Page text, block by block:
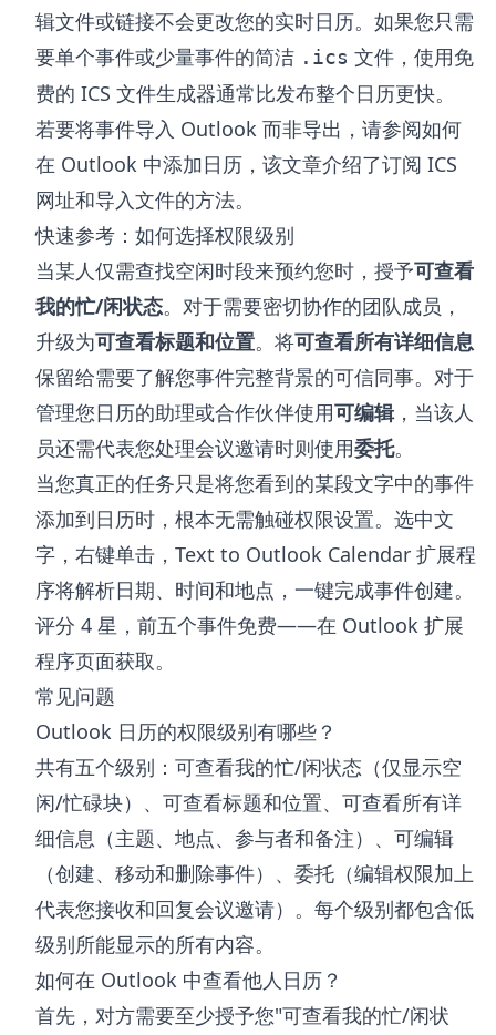
辑文件或链接不会更改您的实时日历。如果您只需
要单个事件或少量事件的简洁 .ics 文件，使用免
费的 ICS 文件生成器通常比发布整个日历更快。
若要将事件导入 Outlook 而非导出，请参阅如何
在 Outlook 中添加日历 ，该文章介绍了订阅 ICS
网址和导入文件的方法。
快速参考：如何选择权限级别
当某人仅需查找空闲时段来预约您时，授予可查看
我的忙/闲状态。对于需要密切协作的团队成员，
升级为可查看标题和位置。将可查看所有详细信息
保留给需要了解您事件完整背景的可信同事。对于
管理您日历的助理或合作伙伴使用可编辑，当该人
员还需代表您处理会议邀请时则使用委托。
当您真正的任务只是将您看到的某段文字中的事件
添加到日历时，根本无需触碰权限设置。选中文
字，右键单击， Text to Outlook Calendar 扩展程
序将解析日期、时间和地点，一键完成事件创建。
评分 4 星，前五个事件免费——在 Outlook 扩展
程序页面获取。
常见问题
Outlook 日历的权限级别有哪些？
共有五个级别：可查看我的忙/闲状态（仅显示空
闲/忙碌块）、可查看标题和位置、可查看所有详
细信息（主题、地点、参与者和备注）、可编辑
（创建、移动和删除事件）、委托（编辑权限加上
代表您接收和回复会议邀请）。每个级别都包含低
级别所能显示的所有内容。
如何在 Outlook 中查看他人日历？
首先，对方需要至少授予您"可查看我的忙/闲状